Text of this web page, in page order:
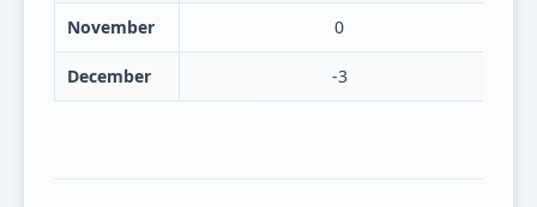
November 0
December -3